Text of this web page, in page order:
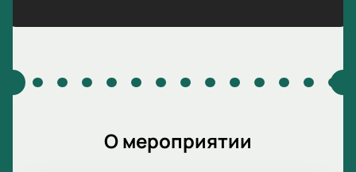
О мероприятии